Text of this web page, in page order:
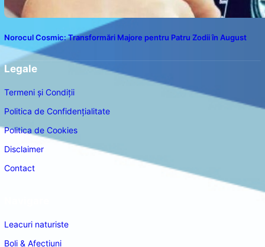
Norocul Cosmic: Transformări Majore pentru Patru Zodii în August
Legale
Termeni și Condiții
Politica de Confidențialitate
Politica de Cookies
Disclaimer
Contact
Leacuri naturiste
Boli & Afectiuni